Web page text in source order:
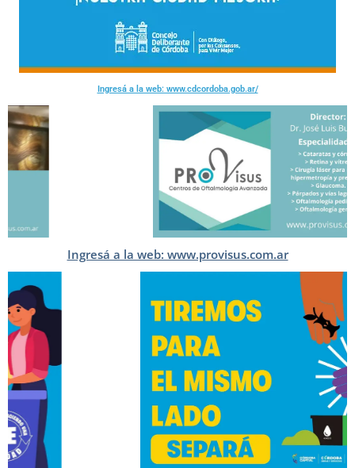
Ingresá a la web: www.cdcordoba.gob.ar/
Ingresá a la web: www.provisus.com.ar